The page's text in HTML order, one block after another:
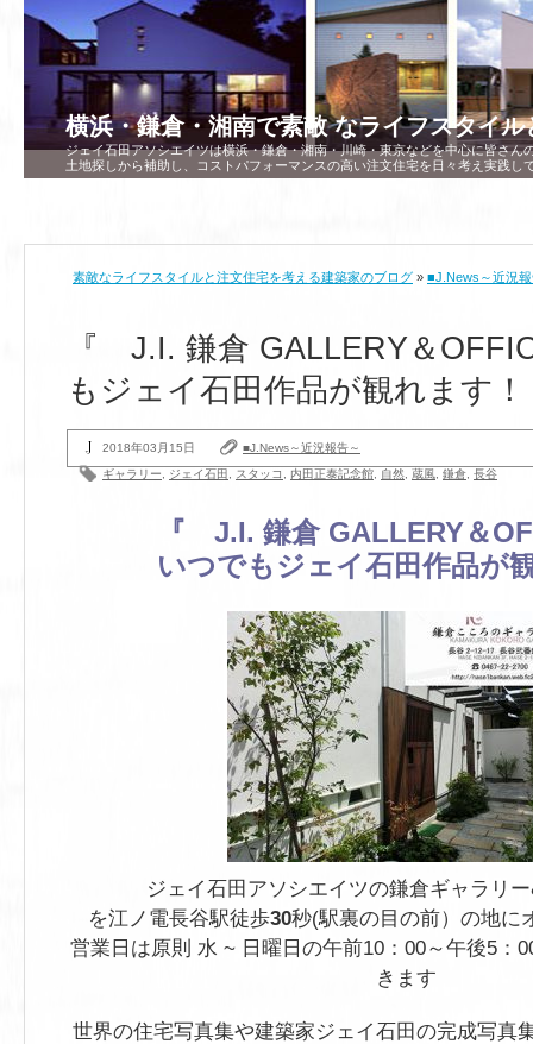
横浜・鎌倉・湘南で素敵 なライフスタイ
ジェイ石田アソシエイツは横浜・鎌倉・湘南・川崎・東京などを中心に皆さん
土地探しから補助し、コストパフォーマンスの高い注文住宅を日々考え実践し
素敵なライフスタイルと注文住宅を考える建築家のブログ » ■J.News～近況
『 J.I. 鎌倉 GALLERY＆
もジェイ石田作品が観れます！
2018年03月15日
■J.News～近況報告～
ギャラリー
ジェイ石田 スタッコ 内田正泰記念館 自然 蔵風 鎌倉 長谷
『 J.I. 鎌倉 GALLERY＆
いつでもジェイ石田作品が
ジェイ石田アソシエイツの鎌倉ギャラリー
を江ノ電長谷駅徒歩30秒(駅裏の目の前）の地に
営業日は原則 水 ~ 日曜日の午前10：00～午後5：
きます
世界の住宅写真集や建築家ジェイ石田の完成写真